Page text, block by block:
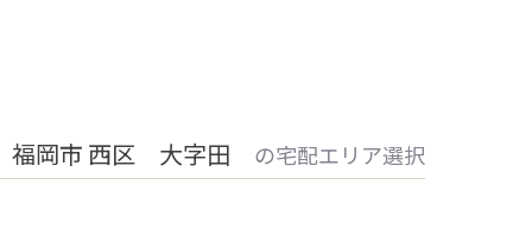
岡市 西区 大字田 の宅配エリア選択